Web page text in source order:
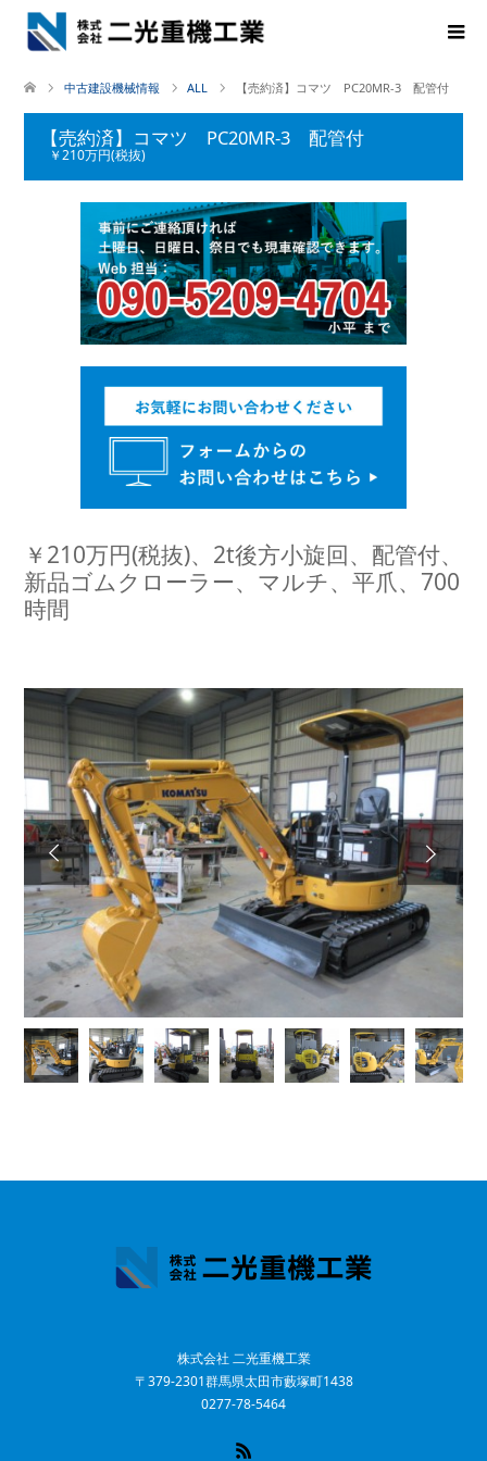
中古建設機械情報 ALL 【売約済】コマツ PC20MR-3 配管付
【売約済】コマツ PC20MR-3 配管付
￥210万円(税抜)
￥210万円(税抜)、2t後方小旋回、配管付、
新品ゴムクローラー、マルチ、平爪、700
時間
Next
株式会社 二光重機工業
〒379-2301群馬県太田市藪塚町1438
0277-78-5464